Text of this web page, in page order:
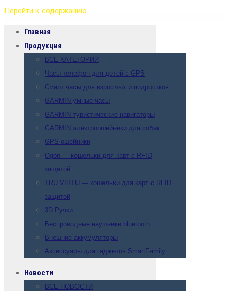
Перейти к содержанию
Главная
Продукция
ВСЕ КАТЕГОРИИ
Часы телефон для детей с GPS
Смарт часы для взрослых и подростков
GARMIN умные часы
GARMIN туристические навигаторы
GARMIN электроошейники для собак
GPS ошейники
Ogon — кошельки для карт с RFID
защитой
TRU VIRTU — кошельки для карт с RFID
защитой
3D Ручки
Беспроводные наушники bluetooth
Внешние аккумуляторы
Аксессуары для гаджетов SmartFamily
Новости
ВСЕ НОВОСТИ